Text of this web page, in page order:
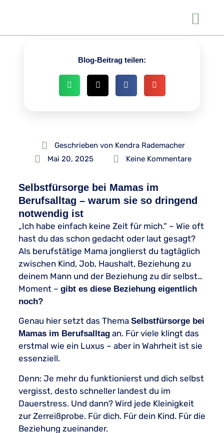
Blog-Beitrag teilen:
Geschrieben von Kendra Rademacher
Mai 20, 2025
Keine Kommentare
Selbstfürsorge bei Mamas im
Berufsalltag – warum sie so dringend
notwendig ist
„Ich habe einfach keine Zeit für mich.“ – Wie oft
hast du das schon gedacht oder laut gesagt?
Als berufstätige Mama jonglierst du tagtäglich
zwischen Kind, Job, Haushalt, Beziehung zu
deinem Mann und der Beziehung zu dir selbst…
Moment – gibt es diese Beziehung eigentlich
noch?
Genau hier setzt das Thema Selbstfürsorge bei
Mamas im Berufsalltag an. Für viele klingt das
erstmal wie ein Luxus – aber in Wahrheit ist sie
essenziell.
Denn: Je mehr du funktionierst und dich selbst
vergisst, desto schneller landest du im
Dauerstress. Und dann? Wird jede Kleinigkeit
zur Zerreißprobe. Für dich. Für dein Kind. Für die
Beziehung zueinander.